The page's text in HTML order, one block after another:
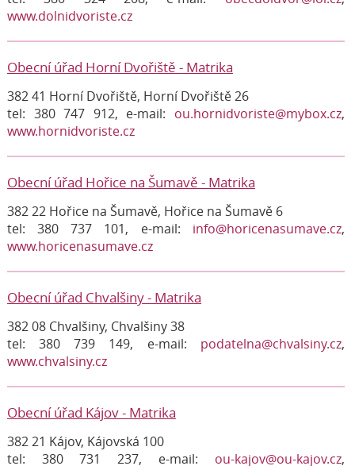
www.dolnidvoriste.cz
Obecní úřad Horní Dvořiště - Matrika
382 41 Horní Dvořiště, Horní Dvořiště 26
tel: 380 747 912, e-mail: ou.hornidvoriste@mybox.cz,
www.hornidvoriste.cz
Obecní úřad Hořice na Šumavě - Matrika
382 22 Hořice na Šumavě, Hořice na Šumavě 6
tel: 380 737 101, e-mail: info@horicenasumave.cz,
www.horicenasumave.cz
Obecní úřad Chvalšiny - Matrika
382 08 Chvalšiny, Chvalšiny 38
tel: 380 739 149, e-mail: podatelna@chvalsiny.cz,
www.chvalsiny.cz
Obecní úřad Kájov - Matrika
382 21 Kájov, Kájovská 100
tel: 380 731 237, e-mail: ou-kajov@ou-kajov.cz,